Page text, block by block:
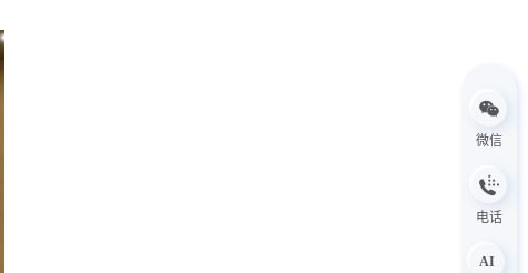
微信
电话
AI